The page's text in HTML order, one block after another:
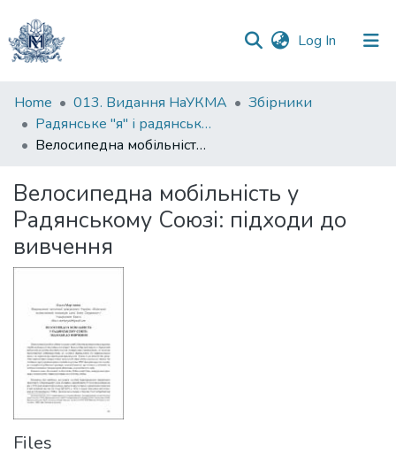
Log In (current)
Communities
&
Collections
Statistics
Home 013. Видання НаУКМА
Збірники
Радянське "я" і радянське "ми" між ідеологією і реальністю / Soviet ‘I’ and Soviet ‘We’ between Ideology and Reality
Велосипедна мобільність у Радянському Союзі: підходи до вивчення
Велосипедна мобільність у
Радянському Союзі: підходи до
вивчення
Files